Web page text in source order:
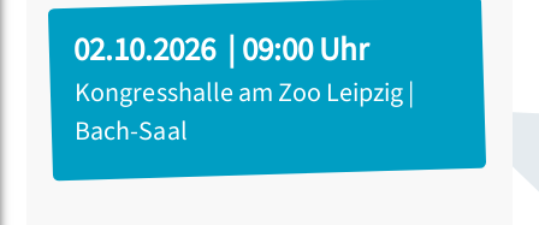
02.10.2026 | 09:00 Uhr
Kongresshalle am Zoo Leipzig |
Bach-Saal